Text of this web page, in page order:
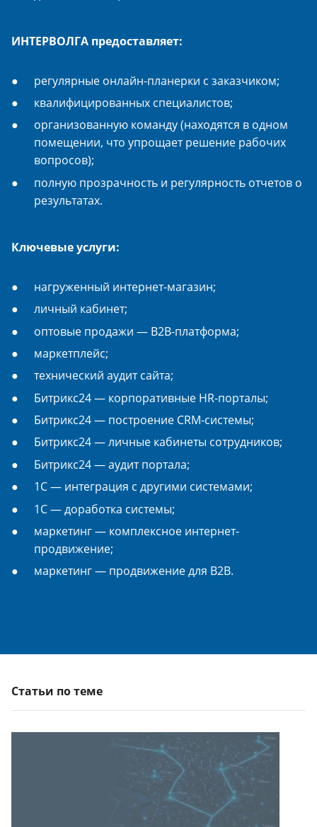
ИНТЕРВОЛГА предоставляет:
регулярные онлайн-планерки с заказчиком;
квалифицированных специалистов;
организованную команду (находятся в одном
помещении, что упрощает решение рабочих
вопросов);
полную прозрачность и регулярность отчетов о
результатах.
Ключевые услуги:
нагруженный интернет-магазин;
личный кабинет;
оптовые продажи — B2B-платформа;
маркетплейс;
технический аудит сайта;
Битрикс24 — корпоративные HR-порталы;
Битрикс24 — построение CRM-системы;
Битрикс24 — личные кабинеты сотрудников;
Битрикс24 — аудит портала;
1С — интеграция с другими системами;
1С — доработка системы;
маркетинг — комплексное интернет-
продвижение;
маркетинг — продвижение для B2B.
Статьи по теме